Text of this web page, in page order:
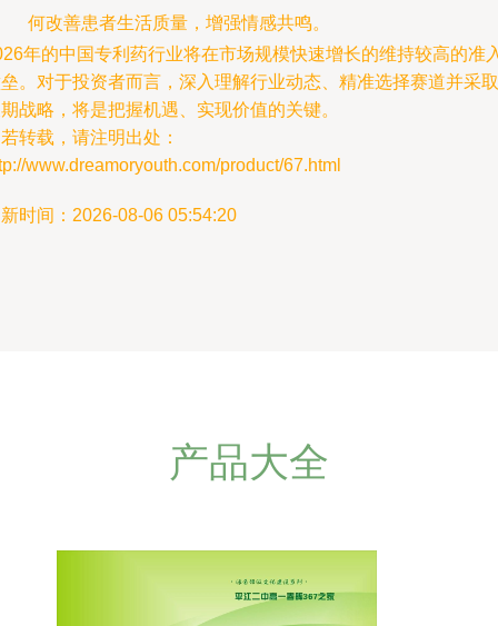
何改善患者生活质量，增强情感共鸣。
年的中国专利药行业将在市场规模快速增长的维持较高的准
。对于投资者而言，深入理解行业动态、精准选择赛道并采取
战略，将是把握机遇、实现价值的关键。
转载，请注明出处：
www.dreamoryouth.com/product/67.html
时间：2026-08-06 05:54:20
产品大全